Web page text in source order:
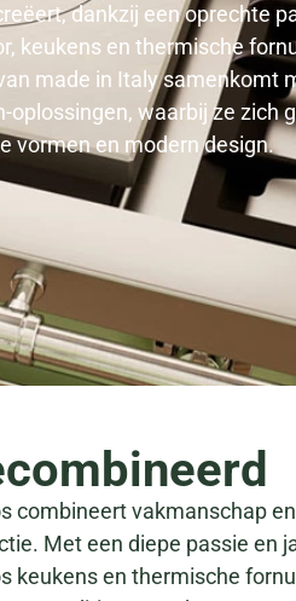
dankzij een oprechte
keukens en thermische
made in Italy samenkomt
oplossingen, waarbij ze zich
vormen en modern design.
combineert vakmanschap
Met een diepe passie en
keukens en thermische